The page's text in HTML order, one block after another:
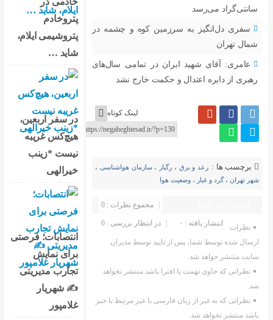
کوه و چشمه در
در تمامی سال‌های
خارج نشد
لینک کوتاه
سازمان هواشناسی ،
در انتظار بررسی : 0
توسط مدیران
باشد منتشر نخواهد
یا غیر مرتبط با خبر
پتروشیمی ایلام،
در سفر اربعین،
هیچ‌کس غریبه
خیرالهی
انتصابات؛ فرصتی
تجارب مدیریتی
غلامپور